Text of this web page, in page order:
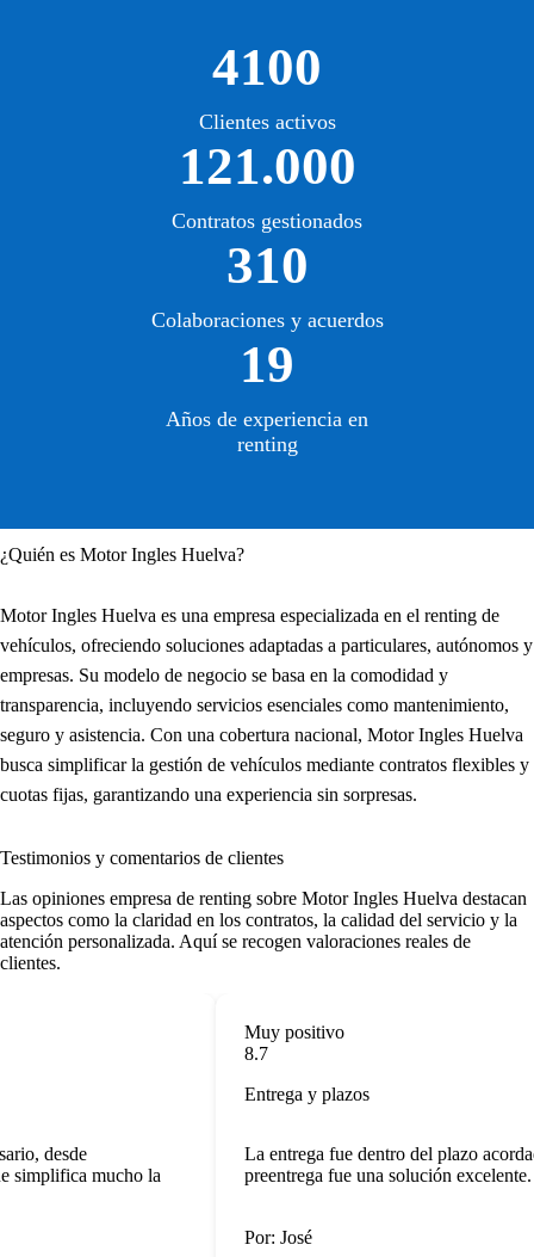
4100
Clientes activos
121.000
Contratos gestionados
310
Colaboraciones y acuerdos
19
Años de experiencia en
renting
¿Quién es Motor Ingles Huelva?
Motor Ingles Huelva es una empresa especializada en el renting de
vehículos, ofreciendo soluciones adaptadas a particulares, autónomos y
empresas. Su modelo de negocio se basa en la comodidad y
transparencia, incluyendo servicios esenciales como mantenimiento,
seguro y asistencia. Con una cobertura nacional, Motor Ingles Huelva
busca simplificar la gestión de vehículos mediante contratos flexibles y
cuotas fijas, garantizando una experiencia sin sorpresas.
Testimonios y comentarios de clientes
Las opiniones empresa de renting sobre Motor Ingles Huelva destacan
aspectos como la claridad en los contratos, la calidad del servicio y la
atención personalizada. Aquí se recogen valoraciones reales de
clientes.
desde
simplifica mucho la
Muy positivo
8.7
Entrega y plazos
La entrega fue dentro del plazo
preentrega fue una solución excelente.
Por: José